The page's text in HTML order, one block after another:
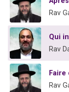
Rav
Qui
Rav
Faire
Rav